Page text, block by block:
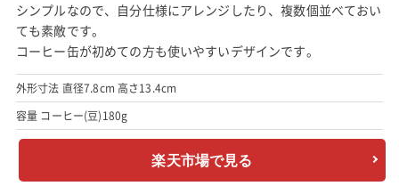
シンプルなので、自分仕様にアレンジしたり、複数個並べておい
ても素敵です。
コーヒー缶が初めての方も使いやすいデザインです。
外形寸法 直径7.8cm 高さ13.4cm
容量 コーヒー(豆)180g
楽天市場で見る